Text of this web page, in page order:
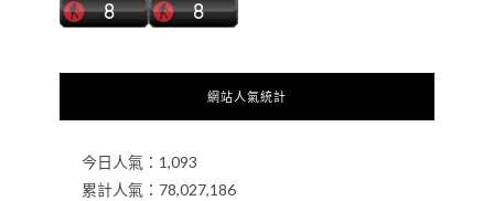
網站人氣統計
今日人氣： 1,093
累計人氣： 78,027,186